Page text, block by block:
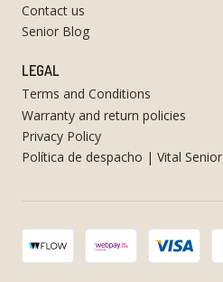
Contact us
Senior Blog
LEGAL
Terms and Conditions
Warranty and return policies
Privacy Policy
Política de despacho | Vital Senior